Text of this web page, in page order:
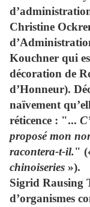
Christine
Kouchner qui
décoration de
d’Honneur).
naïvement
réticence : "...
proposé mon
racontera-t-il."
chinoiseries »).
Sigrid Rausing
d’organismes